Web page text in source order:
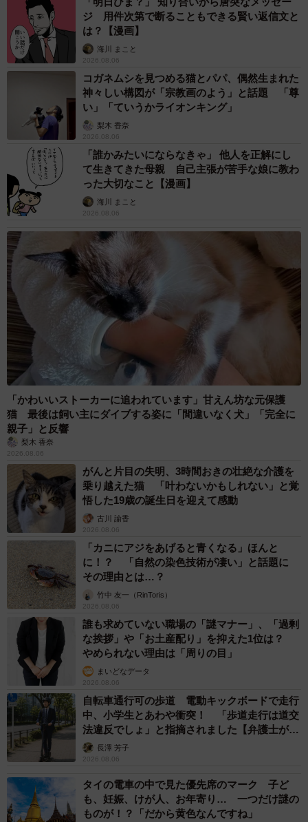
ジ 用件次第で断ることもできる賢い返信文と
は？【漫画】
海川 まこと
2026.08.06
コガネムシを見つめる猫とパパ、偶然生まれた
神々しい構図が「宗教画のよう」と話題 「尊
い」「ていうかライオンキング」
梨木 香奈
2026.08.06
「誰かみたいにならなきゃ」 他人を正解にし
て生きてきた母親 自己主張が苦手な娘に教わ
った大切なこと【漫画】
海川 まこと
2026.08.06
「かわいいストーカーに追われています」甘えん坊な元保護
猫 最後は飼い主にダイブする姿に「間違いなく犬」「完全に
親子」と反響
梨木 香奈
2026.08.06
がんと片目の失明、3時間おきの壮絶な介護を
乗り越えた猫 「叶わないかもしれない」と覚
悟した19歳の誕生日を迎えて感動
古川 諭香
2026.08.06
「カニにアジをあげると青くなる」ほんと
に！？ 「自然の染色技術が凄い」と話題に
その理由とは…？
竹中 友一（RinToris）
2026.08.06
誰も求めていない職場の「謎マナー」、「過剰
な挨拶」や「お土産配り」を抑えた1位は？
やめられない理由は「周りの目」
まいどなデータ
2026.08.06
自転車通行可の歩道 電動キックボードで走行
中、小学生とあわや衝突！ 「歩道走行は道交
法違反でしょ」と指摘されました【弁護士が解
説】長澤 芳子
2026.08.06
タイの電車の中で見た優先席のマーク 子ど
も、妊娠、けが人、お年寄り… 一つだけ謎の
ものが！？「だから黄色なんですね」